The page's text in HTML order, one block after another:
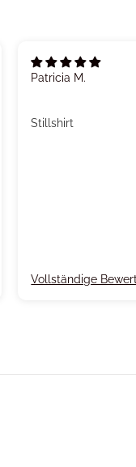
Patricia M.
Stillshirt
Vollständige